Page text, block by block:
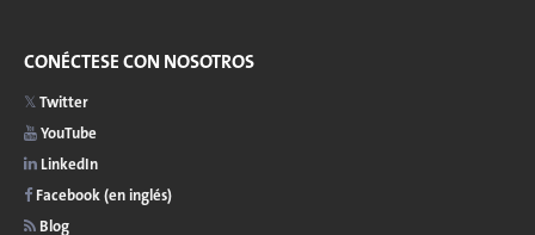
CONÉCTESE CON NOSOTROS
Twitter
YouTube
LinkedIn
Facebook (en inglés)
Blog